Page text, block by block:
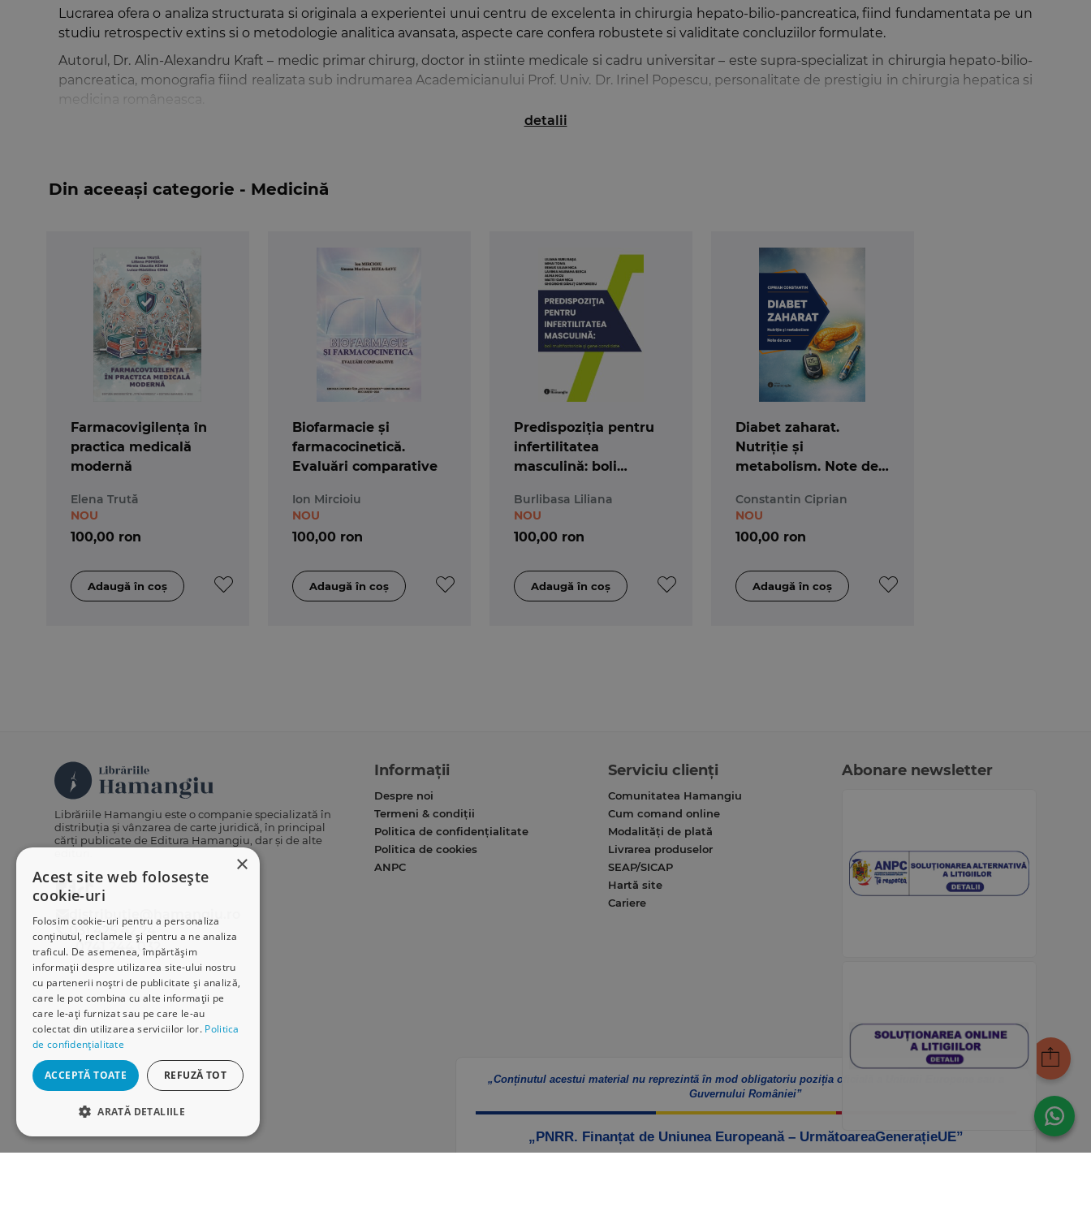
Lucrarea ofera o analiza structurata si originala a experientei unui centru de excelenta in chirurgia hepato-bilio-pancreatica, fiind fundamentata pe un
studiu retrospectiv extins si o metodologie analitica avansata, aspecte care confera robustete si validitate concluziilor formulate.
Autorul, Dr. Alin-Alexandru Kraft – medic primar chirurg, doctor in stiinte medicale si cadru universitar – este supra-specializat in chirurgia hepato-bilio-
pancreatica, monografia fiind realizata sub indrumarea Academicianului Prof. Univ. Dr. Irinel Popescu, personalitate de prestigiu in chirurgia hepatica si
medicina româneasca.
Volumul se adreseaza chirurgilor, oncologilor si cercetatorilor preocupati de patologia neoplazica hepatica si de managementul terapeutic
detalii
Din aceeași categorie - Medicină
Farmacovigilența în
practica medicală
modernă
Elena Trută
100,00 ron
NOU
Biofarmacie și
farmacocinetică.
Evaluări comparative
Ion Mircioiu
100,00 ron
NOU
Predispoziția pentru
infertilitatea
masculină: boli
candidate
Burlibasa Liliana
100,00 ron
NOU
Diabet zaharat.
Nutriție și
metabolism. Note de
Constantin Ciprian
100,00 ron
NOU
×
Acest site web folosește
cookie-uri
Folosim cookie-uri pentru a personaliza
conținutul, reclamele și pentru a ne analiza
traficul. De asemenea, împărtășim
informații despre utilizarea site-ului nostru
cu partenerii noștri de publicitate și analiză,
care le pot combina cu alte informații pe
care le-ați furnizat sau pe care le-au
colectat din utilizarea serviciilor lor. Politica
de confidențialitate
ACCEPTĂ TOATE REFUZĂ TOT
ARATĂ DETALIILE
Librăriile Hamangiu este o companie specializată în
distribuția și vânzarea de carte juridică, în principal
cărți publicate de Editura Hamangiu, dar și de alte
distributie@hamangiu.ro
031 425 42 24
0741 244 032
Informații
Despre noi
Termeni & condiții
Politica de confidențialitate
Politica de cookies
ANPC
Serviciu clienți
Comunitatea Hamangiu
Cum comand online
Modalități de plată
Livrarea produselor
SEAP/SICAP
Hartă site
Cariere
Abonare newsletter
„Conținutul acestui material nu reprezintă în mod obligatoriu poziția oficială a Uniunii Europene sau a
Guvernului României”
„PNRR. Finanțat de Uniunea Europeană – UrmătoareaGenerațieUE”